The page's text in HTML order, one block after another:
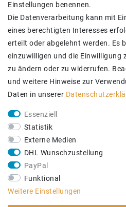
SICHER EINKAUFEN
Einstellungen benennen.
Die Datenverarbeitung kann mit
eines berechtigten Interesses
erteilt oder abgelehnt werden. Es
einzuwilligen und die Einwilligung
zu ändern oder zu widerrufen.
und weitere Hinweise zur
Daten in unserer
Essenziell
Statistik
Externe Medien
DHL Wunschzustellung
PayPal
Funktional
Weitere Einstellungen